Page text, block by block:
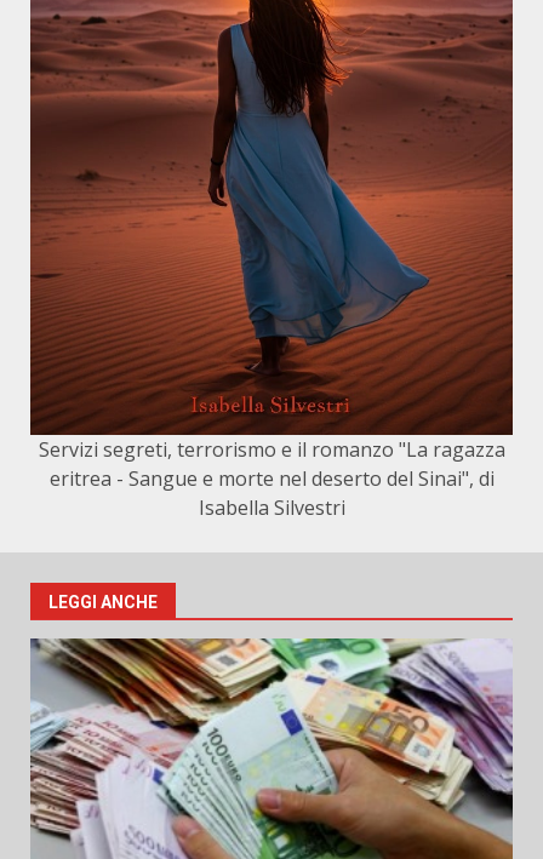
Servizi segreti, terrorismo e il romanzo "La ragazza
eritrea - Sangue e morte nel deserto del Sinai", di
Isabella Silvestri
LEGGI ANCHE